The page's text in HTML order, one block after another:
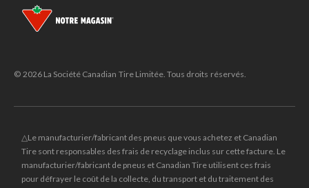
© 2026 La Société Canadian Tire Limitée. Tous droits réservés.
△Le manufacturier/fabricant des pneus que vous achetez et Canadian
Tire sont responsables des frais de recyclage inclus sur cette facture. Le
manufacturier/fabricant de pneus et Canadian Tire utilisent ces frais
pour défrayer le coût de la collecte, du transport et du traitement des